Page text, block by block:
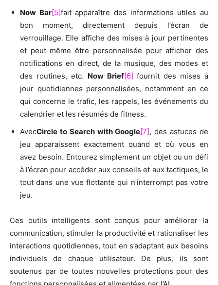
Now Bar[5]fait apparaître des informations utiles au
bon moment, directement depuis l’écran de
verrouillage. Elle affiche des mises à jour pertinentes
et peut même être personnalisée pour afficher des
notifications en direct, de la musique, des modes et
des routines, etc. Now Brief[6] fournit des mises à
jour quotidiennes personnalisées, notamment en ce
qui concerne le trafic, les rappels, les événements du
calendrier et les résumés de fitness.
AvecCircle to Search with Google[7], des astuces de
jeu apparaissent exactement quand et où vous en
avez besoin. Entourez simplement un objet ou un défi
à l’écran pour accéder aux conseils et aux tactiques, le
tout dans une vue flottante qui n’interrompt pas votre
jeu.
Ces outils intelligents sont conçus pour améliorer la
communication, stimuler la productivité et rationaliser les
interactions quotidiennes, tout en s’adaptant aux besoins
individuels de chaque utilisateur. De plus, ils sont
soutenus par de toutes nouvelles protections pour des